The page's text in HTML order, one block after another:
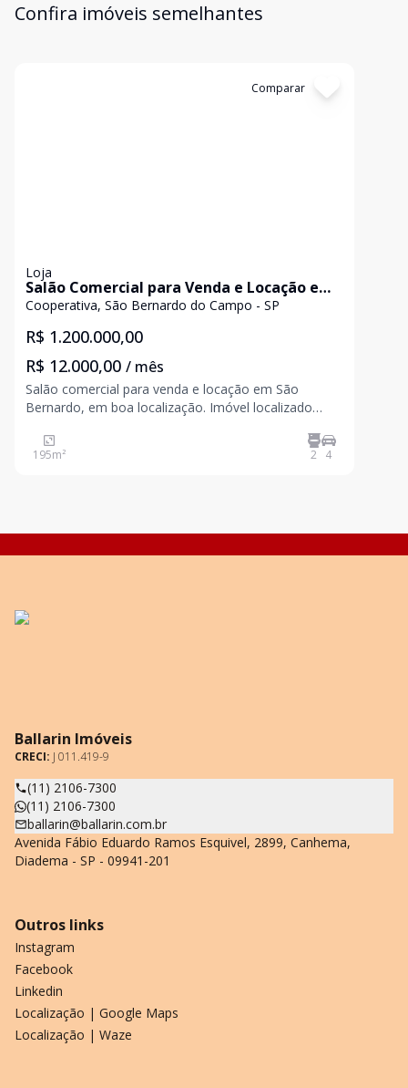
Confira imóveis semelhantes
Comparar
Loja
Salão Comercial para Venda e Locação em
São Bernardo
Cooperativa, São Bernardo do Campo - SP
R$ 1.200.000,00
R$ 12.000,00 / mês
Salão comercial para venda e locação em São
Bernardo, em boa localização. Imóvel localizado
aproximadamente 1.200 apartamentos. Área do
salão: 195,99m²; Pé direito: 4 metros. Para maiores
195m² 2 4
Ballarin Imóveis
CRECI: J 011.419-9
(11) 2106-7300
(11) 2106-7300
ballarin@ballarin.com.br
Avenida Fábio Eduardo Ramos Esquivel, 2899, Canhema,
Diadema - SP - 09941-201
Outros links
Instagram
Facebook
Linkedin
Localização | Google Maps
Localização | Waze